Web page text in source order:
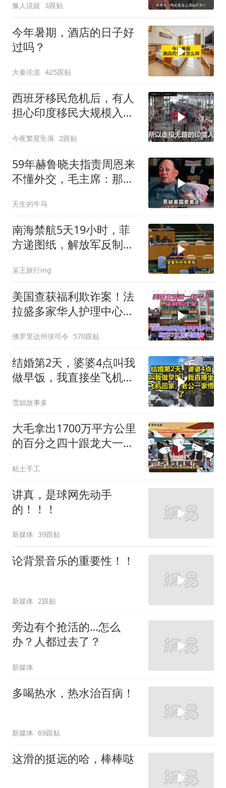
豫人说娱 3跟贴
今年暑期，酒店的日子好
过吗？
大秦论道 425跟贴
西班牙移民危机后，有人
担心印度移民大规模入侵
今夜繁星坠落 2跟贴
59年赫鲁晓夫指责周恩来
不懂外交，毛主席：那我
天生的牛马
南海禁航5天19小时，菲
方递图纸，解放军反制组
吴王旅行ing
美国查获福利欺诈案！法
拉盛多家华人护理中心欺
佛罗里达州张司令 570跟贴
结婚第2天，婆婆4点叫我
做早饭，我直接坐飞机回
雪姐故事多
大毛拿出1700万平方公里
的百分之四十跟龙大一起
粘土手工
讲真，是球网先动手
的！！！
新媒体 39跟贴
论背景音乐的重要性！！
新媒体 2跟贴
旁边有个抢活的…怎么
办？人都过去了？
新媒体
多喝热水，热水治百病！
新媒体 69跟贴
这滑的挺远的哈，棒棒哒